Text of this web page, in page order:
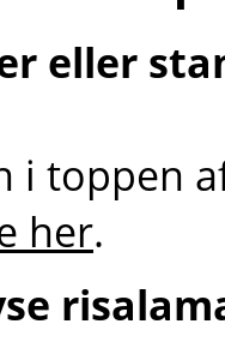
eller
i toppen
her.